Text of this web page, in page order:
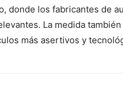
donde los fabricantes de
La medida
más asertivos y